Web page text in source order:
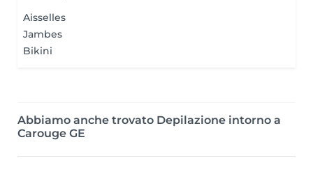
Aisselles
Jambes
Bikini
Abbiamo anche trovato Depilazione intorno a
Carouge GE